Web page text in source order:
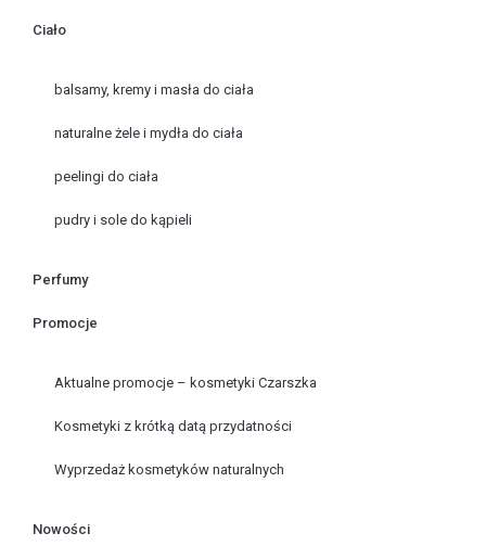
Ciało
balsamy, kremy i masła do ciała
naturalne żele i mydła do ciała
peelingi do ciała
pudry i sole do kąpieli
Perfumy
Promocje
Aktualne promocje – kosmetyki Czarszka
Kosmetyki z krótką datą przydatności
Wyprzedaż kosmetyków naturalnych
Nowości